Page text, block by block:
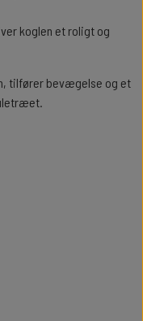
koglen et roligt og
tilfører bevægelse og et
med ind i julen.